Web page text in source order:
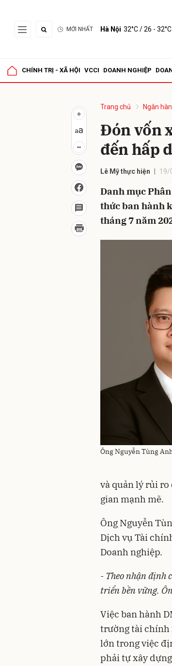
MỚI NHẤT Hà Nội 32°C/ 26 - 32°C
CHÍNH TRỊ - XÃ HỘI VCCI DOANH NGHIỆP
Trang chủ Ngân
Đón vốn
đến hấp
Lê Mỹ thực hiện 19/
Danh mục
thức ban hành
tháng 7 năm
Ông Nguyễn Tùng
và quản lý rủi
gian mạnh mẽ.
Ông Nguyễn
Dịch vụ Tài
Doanh nghiệp.
- Theo nhận định
triển bền vững.
Việc ban hành
trường tài chính
lớn trong việc
phải tự xây